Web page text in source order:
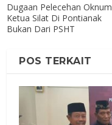
Dugaan Pelecehan Oknum
Ketua Silat Di Pontianak
Bukan Dari PSHT
POS TERKAIT